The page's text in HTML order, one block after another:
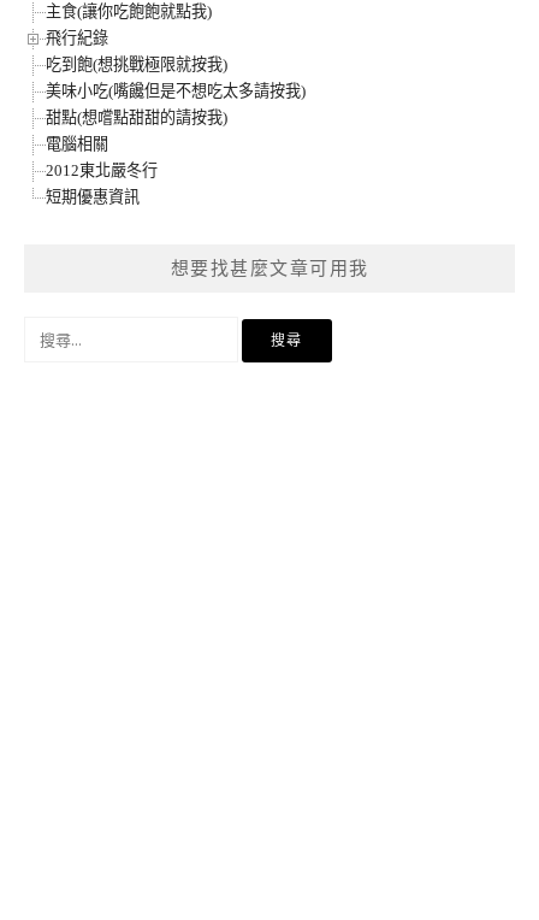
主食(讓你吃飽飽就點我)
飛行紀錄
吃到飽(想挑戰極限就按我)
美味小吃(嘴饞但是不想吃太多請按我)
甜點(想嚐點甜甜的請按我)
電腦相關
2012東北嚴冬行
短期優惠資訊
想要找甚麼文章可用我